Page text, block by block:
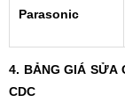
Parasonic
4. BẢNG GIÁ SỬA
CDC